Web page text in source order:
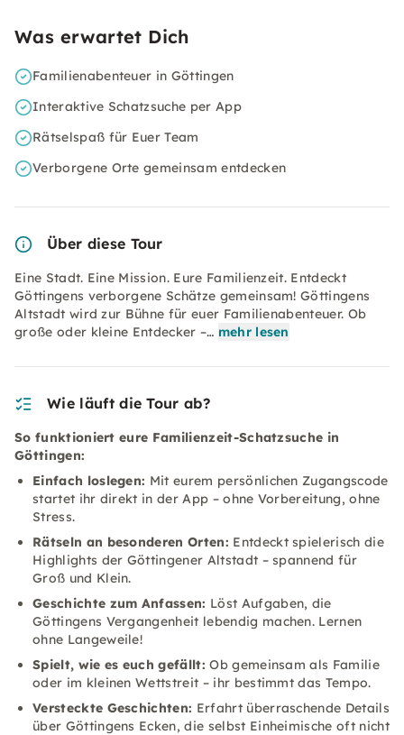
Was erwartet Dich
Familienabenteuer in Göttingen
Interaktive Schatzsuche per App
Rätselspaß für Euer Team
Verborgene Orte gemeinsam entdecken
Über diese Tour
Eine Stadt. Eine Mission. Eure Familienzeit. Entdeckt
Göttingens verborgene Schätze gemeinsam! Göttingens
Altstadt wird zur Bühne für euer Familienabenteuer. Ob
große oder kleine Entdecker –… mehr lesen
Wie läuft die Tour ab?
So funktioniert eure Familienzeit-Schatzsuche in
Göttingen:
Einfach loslegen: Mit eurem persönlichen Zugangscode
startet ihr direkt in der App – ohne Vorbereitung, ohne
Stress.
Rätseln an besonderen Orten: Entdeckt spielerisch die
Highlights der Göttingener Altstadt – spannend für
Groß und Klein.
Geschichte zum Anfassen: Löst Aufgaben, die
Göttingens Vergangenheit lebendig machen. Lernen
ohne Langeweile!
Spielt, wie es euch gefällt: Ob gemeinsam als Familie
oder im kleinen Wettstreit – ihr bestimmt das Tempo.
Versteckte Geschichten: Erfahrt überraschende Details
über Göttingens Ecken, die selbst Einheimische oft nicht